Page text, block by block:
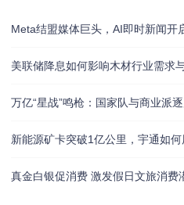
Meta结盟媒体巨头，AI即时新闻开
美联储降息如何影响木材行业需求
万亿“星战”鸣枪：国家队与商业派
新能源矿卡突破1亿公里，宇通如
真金白银促消费 激发假日文旅消费